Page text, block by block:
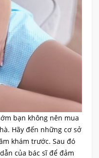
bạn không nên mua
Hãy đến những cơ sở
khám trước. Sau đó
của bác sĩ để đảm